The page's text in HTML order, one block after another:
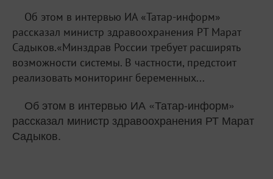
Об этом в интервью ИА «Татар-информ»
рассказал министр здравоохранения РТ Марат
Садыков.«Минздрав России требует расширять
возможности системы. В частности, предстоит
реализовать мониторинг беременных...
Об этом в интервью ИА «Татар-информ»
рассказал министр здравоохранения РТ Марат
Садыков.